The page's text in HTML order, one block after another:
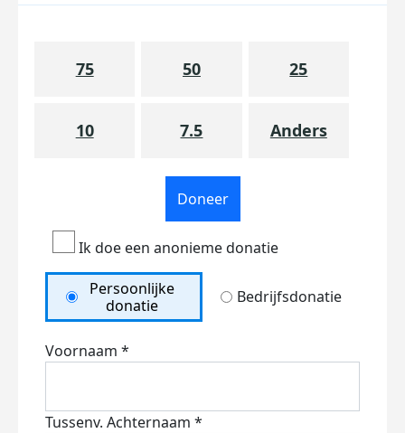
75 50 25
10 7.5 Anders
Doneer
Ik doe een anonieme donatie
Persoonlijke
donatie
Bedrijfsdonatie
Voornaam *
Tussenv. Achternaam *